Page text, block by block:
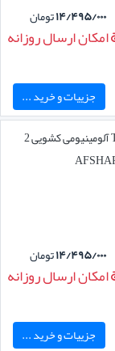
۱۴/۴۹۵/۰۰۰تومان
امکان ارسال روزانه
جزییات و خرید ...
باربند بیسو T5 آلومینیومی کشویی 2
۱۴/۴۹۵/۰۰۰تومان
امکان ارسال روزانه
جزییات و خرید ...